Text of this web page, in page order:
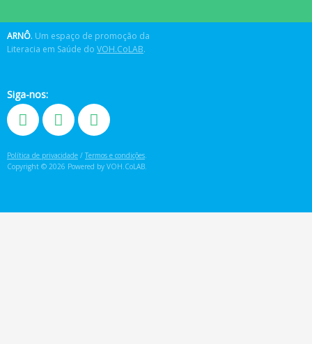
ARNÔ. Um espaço de promoção da
Literacia em Saúde do VOH.CoLAB.
Siga-nos:
Política de privacidade / Termos e condições.
Copyright © 2026 Powered by VOH.CoLAB.